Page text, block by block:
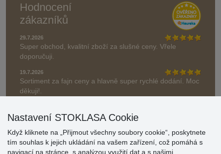
Hodnocení
zákazníků
29.7.2026
Super obchod, kvalitní zboží za slušné ceny. Vřele
doporučuji.
19.7.2026
Sortiment za fajn ceny a hlavně super rychlé dodání. Moc
děkuji!.
» Aktuálně 19084 recenzí
* Recenze neověřujeme
Nastavení STOKLASA Cookie
Když kliknete na „Přijmout všechny soubory cookie“, poskytnete
tím souhlas k jejich ukládání na vašem zařízení, což pomáhá s
navigací na stránce, s analýzou využití dat a s našimi